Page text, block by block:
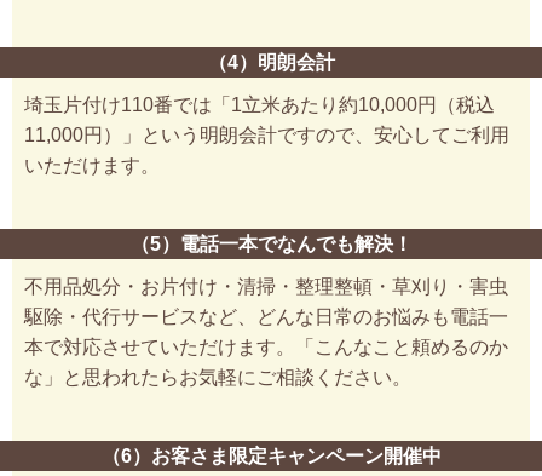
（4）明朗会計
埼玉片付け110番では「1立米あたり約10,000円（税込
11,000円）」という明朗会計ですので、安心してご利用
いただけます。
（5）電話一本でなんでも解決！
不用品処分・お片付け・清掃・整理整頓・草刈り・害虫
駆除・代行サービスなど、どんな日常のお悩みも電話一
本で対応させていただけます。「こんなこと頼めるのか
な」と思われたらお気軽にご相談ください。
（6）お客さま限定キャンペーン開催中